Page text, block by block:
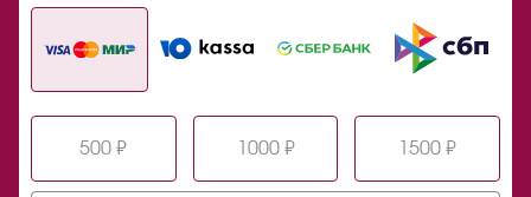
500 ₽ 1000 ₽ 1500 ₽